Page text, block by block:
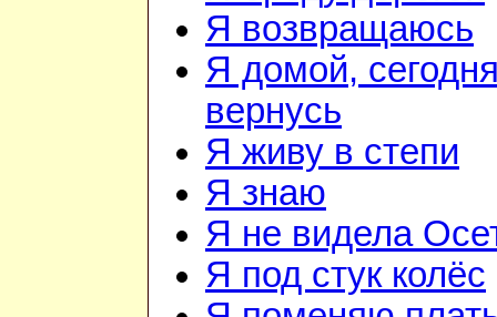
Я возвращаюсь
Я домой,
вернусь
Я живу в степи
Я знаю
Я не видела
Я под стук колёс